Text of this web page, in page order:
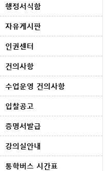
행정서식함
자유게시판
인권센터
건의사항
수업운영 건의사항
입찰공고
증명서발급
강의실안내
통학버스 시간표